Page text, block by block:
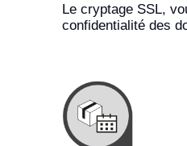
Le cryptage SSL,
confidentialité des